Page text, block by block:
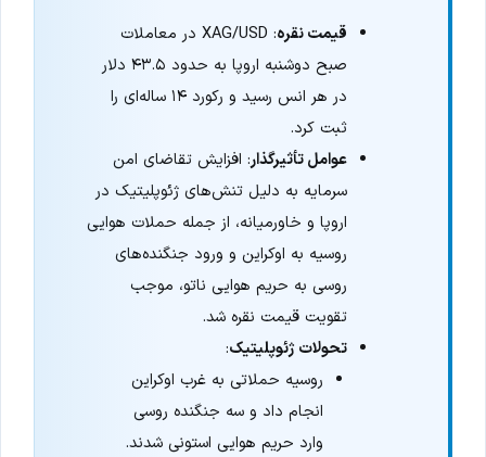
قیمت نقره
: XAG/USD در معاملات
صبح دوشنبه اروپا به حدود ۴۳.۵ دلار
در هر انس رسید و رکورد ۱۴ ساله‌ای را
ثبت کرد.
عوامل تأثیرگذار: افزایش تقاضای امن
سرمایه به دلیل تنش‌های ژئوپلیتیک در
اروپا و خاورمیانه، از جمله حملات هوایی
روسیه به اوکراین و ورود جنگنده‌های
روسی به حریم هوایی ناتو، موجب
تقویت قیمت نقره شد.
تحولات ژئوپلیتیک:
روسیه حملاتی به غرب اوکراین
انجام داد و سه جنگنده روسی
وارد حریم هوایی استونی شدند.